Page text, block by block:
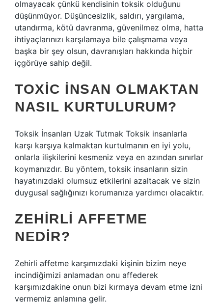
olmayacak çünkü kendisinin toksik olduğunu
düşünmüyor. Düşüncesizlik, saldırı, yargılama,
utandırma, kötü davranma, güvenilmez olma, hatta
ihtiyaçlarınızı karşılamaya bile çalışmama veya
başka bir şey olsun, davranışları hakkında hiçbir
içgörüye sahip değil.
TOXIC INSAN OLMAKTAN
NASIL KURTULURUM?
Toksik İnsanları Uzak Tutmak Toksik insanlarla
karşı karşıya kalmaktan kurtulmanın en iyi yolu,
onlarla ilişkilerini kesmeniz veya en azından sınırlar
koymanızdır. Bu yöntem, toksik insanların sizin
hayatınızdaki olumsuz etkilerini azaltacak ve sizin
duygusal sağlığınızı korumanıza yardımcı olacaktır.
ZEHIRLI AFFETME
NEDIR?
Zehirli affetme karşımızdaki kişinin bizim neye
incindiğimizi anlamadan onu affederek
karşımızdakine onun bizi kırmaya devam etme izni
vermemiz anlamına gelir.